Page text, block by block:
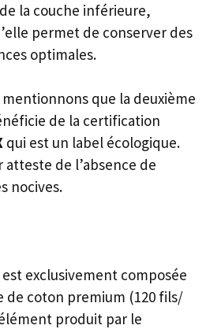
la couche inférieure,
permet de conserver des
optimales.
que la deuxième
de la certification
qui est un label écologique.
atteste de l’absence de
nocives.
est exclusivement composée
de coton premium (120 fils/
produit par le